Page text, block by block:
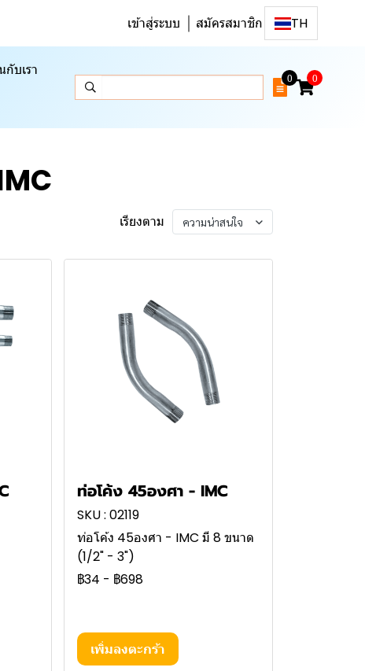
เข้าสู่ระบบ สมัครสมาชิก TH
กับเรา
0 0
เรียงตาม ความน่าสนใจ
ท่อโค้ง 45องศา - IMC
SKU : 02119
ท่อโค้ง 45องศา - IMC มี 8 ขนาด
(1/2" - 3")
฿34 - ฿698
เพิ่มลงตะกร้า